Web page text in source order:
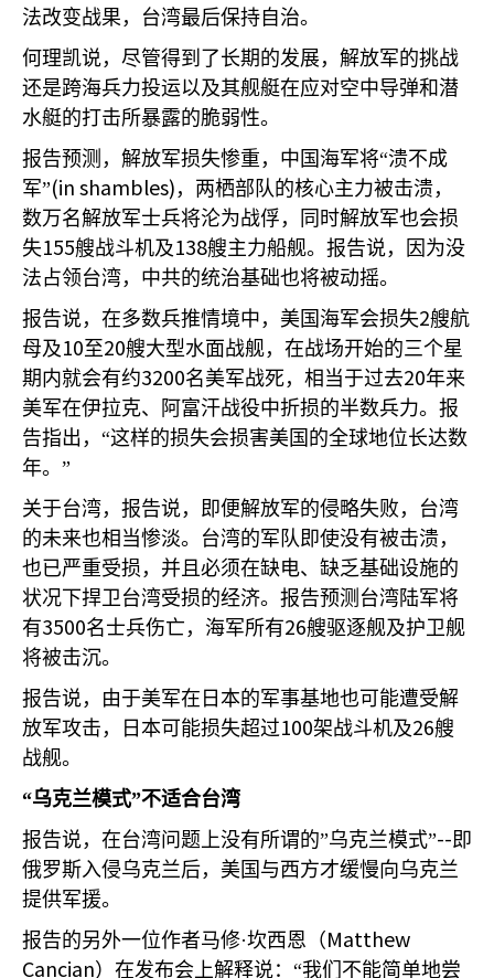
法改变战果，台湾最后保持自治。
何理凯说，尽管得到了长期的发展，解放军的挑战
还是跨海兵力投运以及其舰艇在应对空中导弹和潜
水艇的打击所暴露的脆弱性。
报告预测，解放军损失惨重，中国海军将“溃不成
军”(in shambles) ，两栖部队的核心主力被击溃，
数万名解放军士兵将沦为战俘，同时解放军也会损
失155艘战斗机及138艘主力船舰。报告说，因为没
法占领台湾，中共的统治基础也将被动摇。
报告说，在多数兵推情境中，美国海军会损失2艘航
母及10至20艘大型水面战舰，在战场开始的三个星
期内就会有约3200名美军战死，相当于过去20年来
美军在伊拉克、阿富汗战役中折损的半数兵力。报
告指出，“这样的损失会损害美国的全球地位长达数
年。”
关于台湾，报告说，即便解放军的侵略失败，台湾
的未来也相当惨淡。台湾的军队即使没有被击溃，
也已严重受损，并且必须在缺电、缺乏基础设施的
状况下捍卫台湾受损的经济。报告预测台湾陆军将
有3500名士兵伤亡，海军所有26艘驱逐舰及护卫舰
将被击沉。
报告说，由于美军在日本的军事基地也可能遭受解
放军攻击，日本可能损失超过100架战斗机及26艘
战舰。
“乌克兰模式”不适合台湾
报告说，在台湾问题上没有所谓的”乌克兰模式”--即
俄罗斯入侵乌克兰后，美国与西方才缓慢向乌克兰
提供军援。
报告的另外一位作者马修·坎西恩（ Matthew
Cancian）在发布会上解释说：“我们不能简单地尝